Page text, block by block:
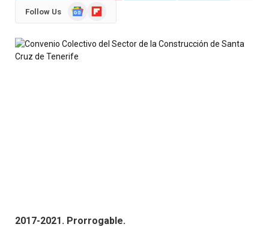
Follow Us
GoogleFlipboard
2017-2021. Prorrogable.